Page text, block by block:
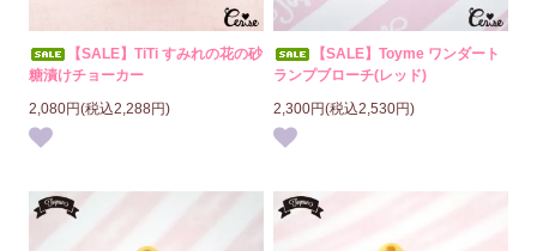
【SALE】TiTi すみれの花の砂
糖漬けチョーカー
2,080円(税込2,288円)
【SALE】Toyme ワンダート
ランプブローチ(レッド)
2,300円(税込2,530円)